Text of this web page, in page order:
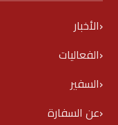
الأخبار
الفعاليات
السفير
عن السفارة